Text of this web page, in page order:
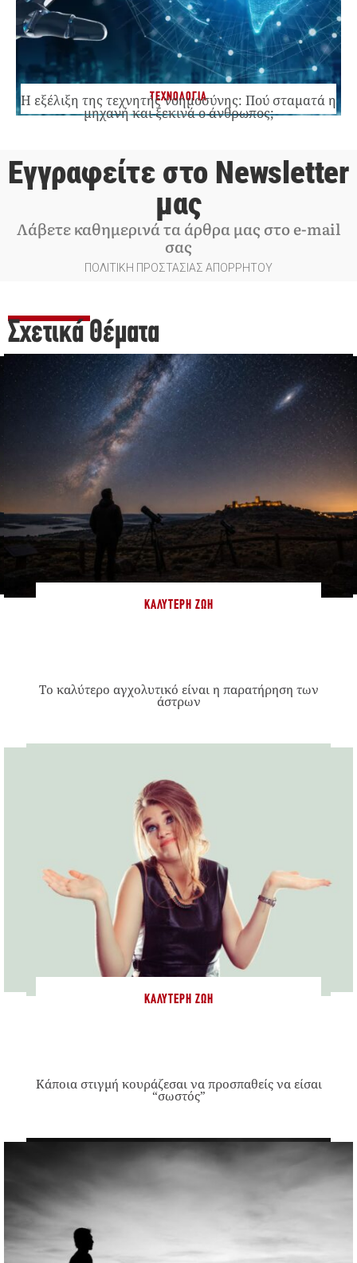
ΤΕΧΝΟΛΟΓΙΑ
Η εξέλιξη της τεχνητής νοημοσύνης: Πού σταματά η
μηχανή και ξεκινά ο άνθρωπος;
Εγγραφείτε στο Newsletter
μας
Λάβετε καθημερινά τα άρθρα μας στο e-mail
σας
ΠΟΛΙΤΙΚΗ ΠΡΟΣΤΑΣΙΑΣ ΑΠΟΡΡΗΤΟΥ
Σχετικά Θέματα
ΚΑΛΎΤΕΡΗ ΖΩΉ
Το καλύτερο αγχολυτικό είναι η παρατήρηση των
άστρων
ΚΑΛΎΤΕΡΗ ΖΩΉ
Κάποια στιγμή κουράζεσαι να προσπαθείς να είσαι
“σωστός”